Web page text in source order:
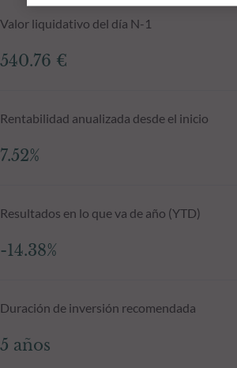
Valor liquidativo del día N-1
540.76 €
Rentabilidad anualizada desde el inicio
7.52%
Resultados en lo que va de año (YTD)
-14.38%
Duración de inversión recomendada
5 años